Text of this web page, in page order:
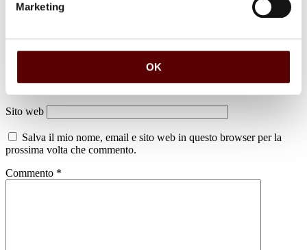
Marketing
OK
contrassegnati*
Email*
Sito web
Salva il mio nome, email e sito web in questo browser per la
prossima volta che commento.
Commento *